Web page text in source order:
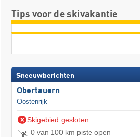
Tips voor de skivakantie
Sneeuwberichten
Obertauern
Oostenrijk
Skigebied gesloten
0 van 100 km piste open